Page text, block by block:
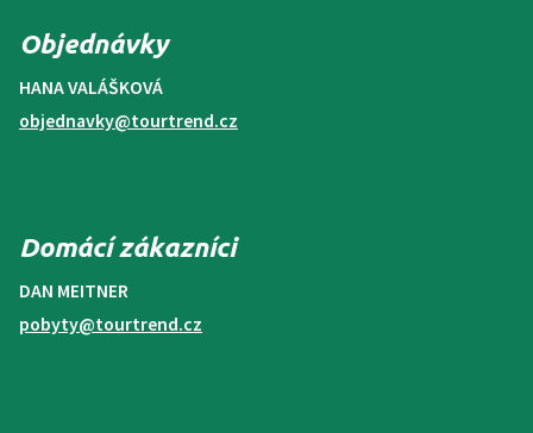
Objednávky
HANA VALÁŠKOVÁ
objednavky@tourtrend.cz
Domácí zákazníci
DAN MEITNER
pobyty@tourtrend.cz